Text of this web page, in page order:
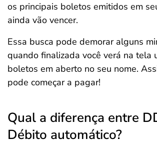
os principais boletos emitidos em
ainda vão vencer.
Essa busca pode demorar alguns
quando finalizada você verá na tela
boletos em aberto no seu nome.
pode começar a pagar!
Qual a diferença entre
Débito automático?